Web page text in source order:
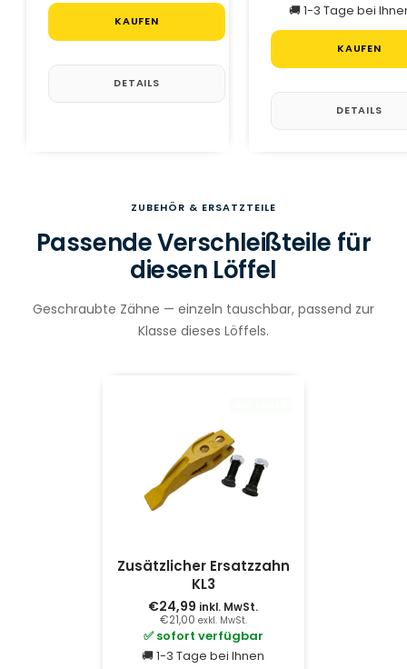
KAUFEN
DETAILS
🚚 1-3 Tage bei
KAUFEN
DETAILS
ZUBEHÖR & ERSATZTEILE
Passende Verschleißteile für
diesen Löffel
Geschraubte Zähne — einzeln tauschbar, passend zur
Klasse dieses Löffels.
Zusätzlicher Ersatzzahn
KL3
€24,99 inkl. MwSt.
€21,00 exkl. MwSt.
✅ sofort verfügbar
🚚 1-3 Tage bei Ihnen